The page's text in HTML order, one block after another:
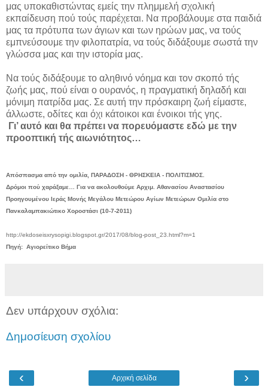
μας υποκαθιστώντας εμείς την πλημμελή σχολική
εκπαίδευση πού τούς παρέχεται. Να προβάλουμε στα παιδιά
μας τα πρότυπα των άγιων και των ηρώων μας, να τούς
εμπνεύσουμε την φιλοπατρία, να τούς διδάξουμε σωστά την
γλώσσα μας και την ιστορία μας.
Να τούς διδάξουμε το αληθινό νόημα και τον σκοπό τής
ζωής μας, πού είναι ο ουρανός, η πραγματική δηλαδή και
μόνιμη πατρίδα μας. Σε αυτή την πρόσκαιρη ζωή είμαστε,
άλλωστε, οδίτες και όχι κάτοικοι και ένοικοι τής γης.
Γι’ αυτό και θα πρέπει να πορευόμαστε εδώ με την
προοπτική τής αιωνιότητος…
Απόσπασμα από την ομιλία, ΠΑΡΑΔΟΣΗ - ΘΡΗΣΚΕΙΑ - ΠΟΛΙΤΙΣΜΟΣ.
Δρόμοι πού χαράξαμε… Για να ακολουθούμε Αρχιμ. Αθανασίου Αναστασίου
Προηγουμένου Ιεράς Μονής Μεγάλου Μετεώρου Αγίων Μετεώρων Ομιλία στο
Πανκαλαμπακιώτικο Χοροστάσι (10-7-2011)
http://ekdoseisxrysopigi.blogspot.gr/2017/08/blog-post_23.html?m=1
Πηγή: Αγιορείτικο Βήμα
Δεν υπάρχουν σχόλια:
Δημοσίευση σχολίου
‹ ›
Αρχική σελίδα